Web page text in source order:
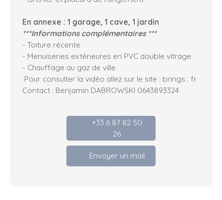
En annexe : 1 garage, 1 cave, 1 jardin
***Informations complémentaires ***
- Toiture récente
- Menuiseries extérieures en PVC double vitrage
- Chauffage au gaz de ville
Pour consulter la vidéo allez sur le site : brings . fr
Contact : Benjamin DABROWSKI 0643893324
+33 6 87 82 50
26
Envoyer un mail